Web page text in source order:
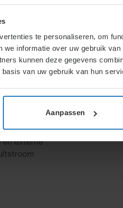
te personaliseren, om
we informatie over uw gebruik
kunnen deze gegevens
van uw gebruik van hun
Aanpassen
externe
omvang en
en externe